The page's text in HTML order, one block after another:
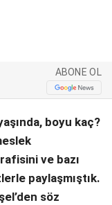
Telegram
ABONE OL
boyu kaç?
ve bazı
paylaşmıştık.
söz